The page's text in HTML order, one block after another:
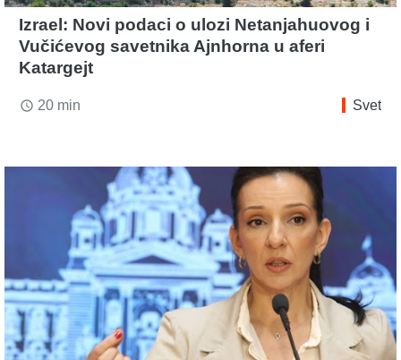
Izrael: Novi podaci o ulozi Netanjahuovog i
Vučićevog savetnika Ajnhorna u aferi
Katargejt
access_time 20 min Svet